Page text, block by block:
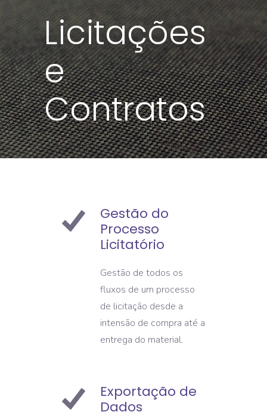
Licitações
e
Contratos
Gestão do
Processo
Licitatório
Gestão de todos os
fluxos de um processo
de licitação desde a
intensão de compra até a
entrega do material.
Exportação de
Dados